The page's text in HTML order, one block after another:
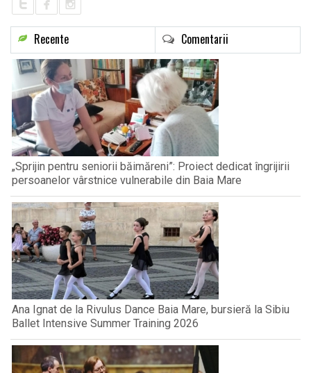
Recente Comentarii
„Sprijin pentru seniorii băimăreni”: Proiect dedicat îngrijirii
persoanelor vârstnice vulnerabile din Baia Mare
Ana Ignat de la Rivulus Dance Baia Mare, bursieră la Sibiu
Ballet Intensive Summer Training 2026